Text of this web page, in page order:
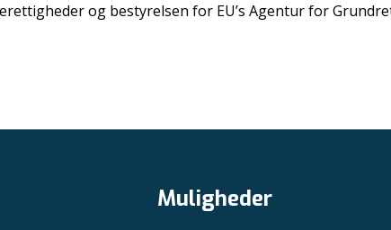
og bestyrelsen for EU’s Agentur for
Muligheder